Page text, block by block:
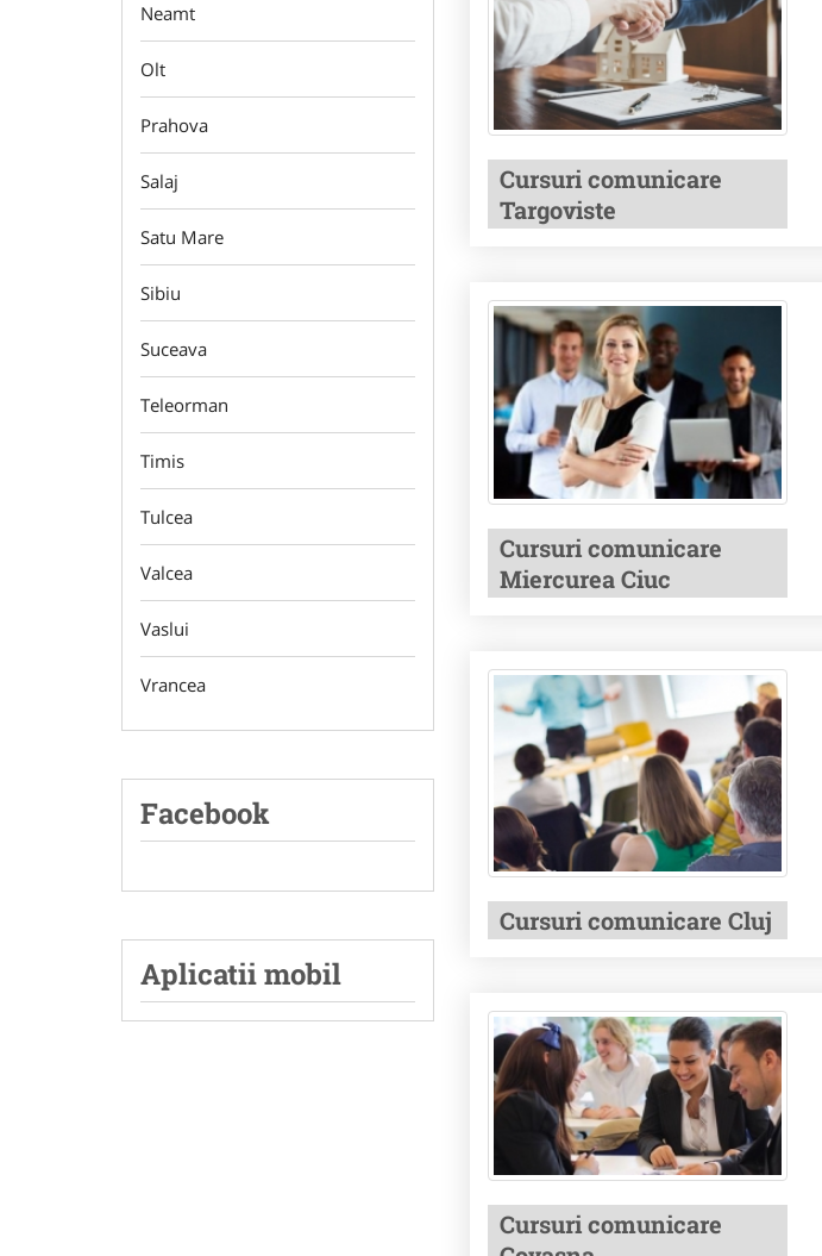
Neamt
Olt
Prahova
Salaj
Satu Mare
Sibiu
Suceava
Teleorman
Timis
Tulcea
Valcea
Vaslui
Vrancea
Facebook
Aplicatii mobil
Cursuri comunicare
Targoviste
Cursuri comunicare
Miercurea Ciuc
Cursuri comunicare Cluj
Cursuri comunicare